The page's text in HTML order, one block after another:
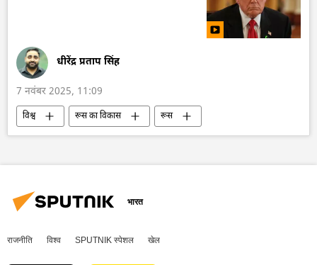
धीरेंद्र प्रताप सिंह
7 नवंबर 2025, 11:09
विश्व रूस का विकास
रूस
मास्को
यूक्रेन सशस्त्र बल
यूक्रेन
डॉनल्ड ट्रम्प
वोलोडिमिर ज़ेलेंस्की
भारत
राजनीति विश्व SPUTNIK स्पेशल खेल